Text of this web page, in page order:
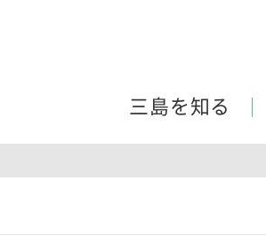
三島を知る